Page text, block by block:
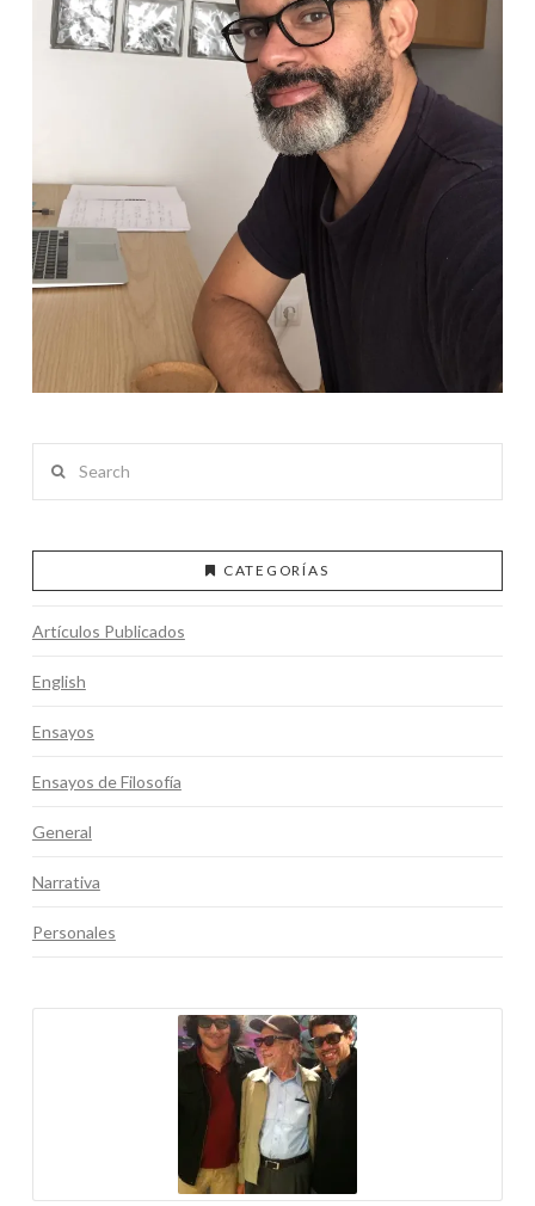
CATEGORÍAS
Artículos Publicados
English
Ensayos
Ensayos de Filosofía
General
Narrativa
Personales